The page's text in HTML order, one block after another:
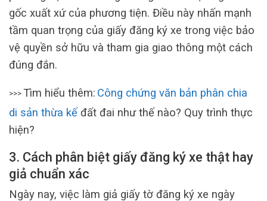
gốc xuất xứ của phương tiện. Điều này nhấn mạnh
tầm quan trọng của giấy đăng ký xe trong việc bảo
vệ quyền sở hữu và tham gia giao thông một cách
đúng đắn.
>>> Tìm hiểu thêm: Công chứng văn bản phân chia
di sản thừa kế đất đai như thế nào? Quy trình thực
hiện?
3. Cách phân biệt giấy đăng ký xe thật hay
giả chuẩn xác
Ngày nay, việc làm giả giấy tờ đăng ký xe ngày